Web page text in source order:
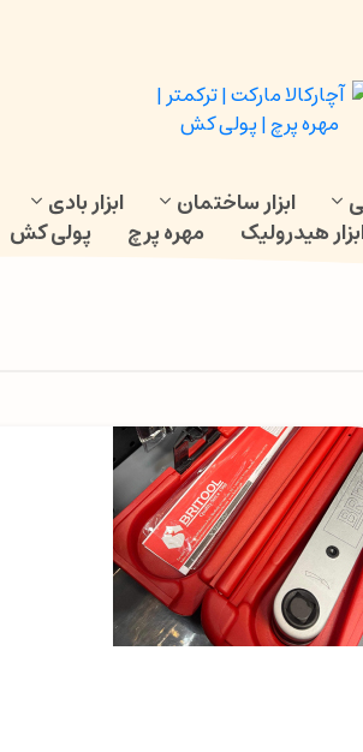
ابزار ساختمان ابزار بادی
هیدرولیک مهره پرچ پولی کش